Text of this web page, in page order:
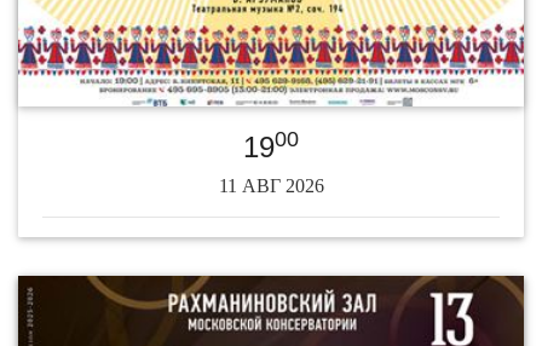
1900
11 АВГ 2026